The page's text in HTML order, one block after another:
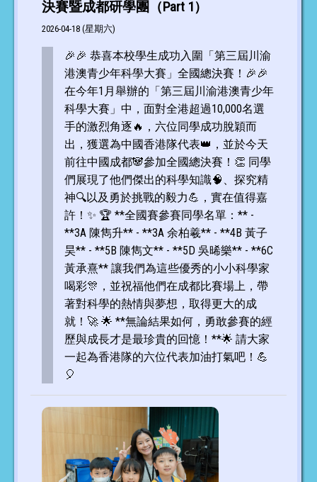
決賽暨成都研學團（Part 1）
2026-04-18 (星期六)
🎉🎉 恭喜本校學生成功入圍「第三屆川渝
港澳青少年科學大賽」全國總決賽！🎉🎉
在今年1月舉辦的「第三屆川渝港澳青少年
科學大賽」中，面對全港超過10,000名選
手的激烈角逐🔥，六位同學成功脫穎而
出，獲選為中國香港隊代表👑，並於今天
前往中國成都🐼參加全國總決賽！👏 同學
們展現了他們傑出的科學知識🧠、探究精
神🔍以及勇於挑戰的毅力💪，實在值得嘉
許！✨ 🏆 **全國賽參賽同學名單：** -
**3A 陳雋升** - **3A 余柏羲** - **4B 黃子
昊** - **5B 陳雋文** - **5D 吳晞樂** - **6C
黃承熹** 讓我們為這些優秀的小小科學家
喝彩🎊，並祝福他們在成都比賽場上，帶
著對科學的熱情與夢想，取得更大的成
就！🚀 🌟 **無論結果如何，勇敢參賽的經
歷與成長才是最珍貴的回憶！**🌟 請大家
一起為香港隊的六位代表加油打氣吧！💪
🎈